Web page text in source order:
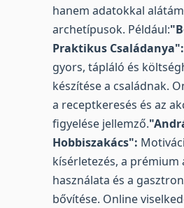
hanem adatokkal
archetípusok. Például:
Praktikus Családanya":
gyors, tápláló és
készítése a családnak.
a receptkeresés és az
figyelése jellemző.
Hobbiszakács":
kísérletezés, a prémium
használata és a
bővítése. Online